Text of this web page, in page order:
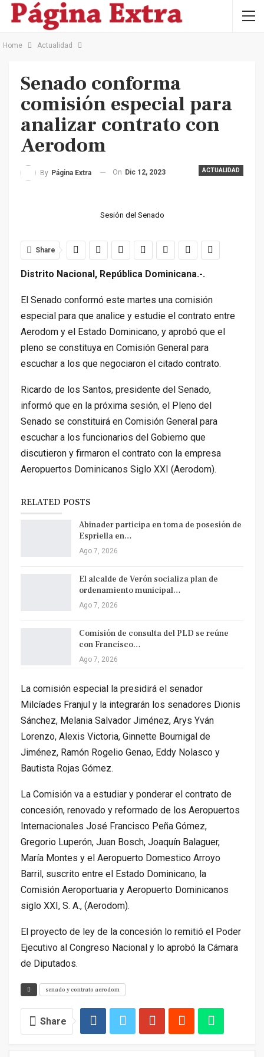
Home Actualidad
Senado conforma
comisión especial para
analizar contrato con
Aerodom
ACTUALIDAD
By Página Extra On Dic 12, 2023
Sesión del Senado
Share
Distrito Nacional, República Dominicana.-.
El Senado conformó este martes una comisión
especial para que analice y estudie el contrato entre
Aerodom y el Estado Dominicano, y aprobó que el
pleno se constituya en Comisión General para
escuchar a los que negociaron el citado contrato.
Ricardo de los Santos, presidente del Senado,
informó que en la próxima sesión, el Pleno del
Senado se constituirá en Comisión General para
escuchar a los funcionarios del Gobierno que
discutieron y firmaron el contrato con la empresa
Aeropuertos Dominicanos Siglo XXI (Aerodom).
RELATED POSTS
Abinader participa en toma de posesión de
Espriella en…
Ago 7, 2026
El alcalde de Verón socializa plan de
ordenamiento municipal…
Ago 7, 2026
Comisión de consulta del PLD se reúne
con Francisco…
Ago 7, 2026
La comisión especial la presidirá el senador
Milcíades Franjul y la integrarán los senadores Dionis
Sánchez, Melania Salvador Jiménez, Arys Yván
Lorenzo, Alexis Victoria, Ginnette Bournigal de
Jiménez, Ramón Rogelio Genao, Eddy Nolasco y
Bautista Rojas Gómez.
La Comisión va a estudiar y ponderar el contrato de
concesión, renovado y reformado de los Aeropuertos
Internacionales José Francisco Peña Gómez,
Gregorio Luperón, Juan Bosch, Joaquín Balaguer,
María Montes y el Aeropuerto Domestico Arroyo
Barril, suscrito entre el Estado Dominicano, la
Comisión Aeroportuaria y Aeropuerto Dominicanos
siglo XXI, S. A., (Aerodom).
El proyecto de ley de la concesión lo remitió el Poder
Ejecutivo al Congreso Nacional y lo aprobó la Cámara
de Diputados.
senado y contrato aerodom
Share